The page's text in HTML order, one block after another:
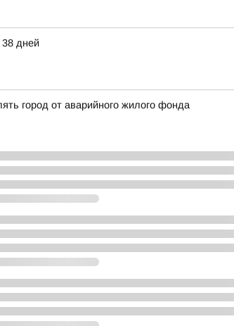
38 дней
город от аварийного жилого фонда